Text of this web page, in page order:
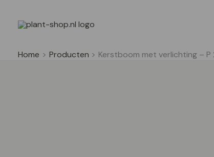
Home Producten
Kerstboom met verlichting – P